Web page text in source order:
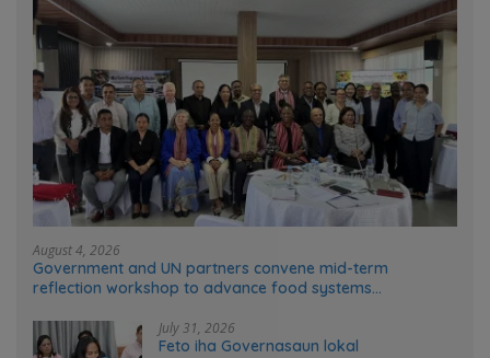
August 4, 2026
Government and UN partners convene mid-term
reflection workshop to advance food systems
July 31, 2026
Feto iha Governasaun lokal